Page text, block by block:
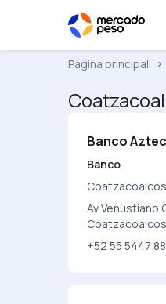
Página principal
Banco
Banco
Coatzacoalcos
Av Venustiano
+52 55 5447